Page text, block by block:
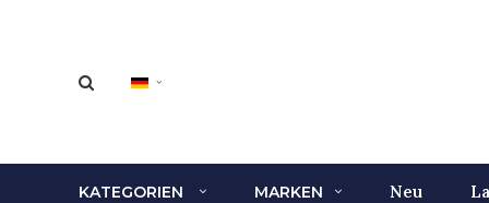
KATEGORIEN MARKEN Neu